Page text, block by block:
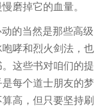
磨掉它的血量。
的当然是那些高级
哮和烈火剑法，也
这些书对咱们的提
每个道士朋友的梦
高，但只要坚持刷